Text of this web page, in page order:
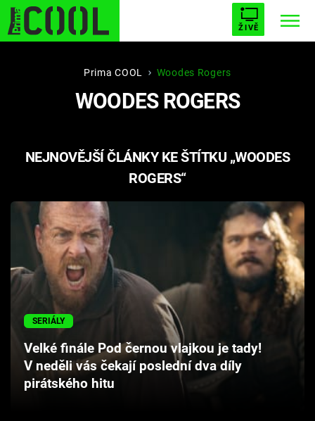
ŽIVĚ
STARHOUSE BUFFY, PŘEMOŽITELKA UPÍRŮ
PLNEJ KOTEL AVENGERS 5
Filmy
Seriály
Hry
Cool Esport
Pořady
Prima COOL Woodes Rogers
WOODES ROGERS
NEJNOVĚJŠÍ ČLÁNKY KE ŠTÍTKU „WOODES
ROGERS“
SERIÁLY
Velké finále Pod černou vlajkou je tady!
V neděli vás čekají poslední dva díly
pirátského hitu